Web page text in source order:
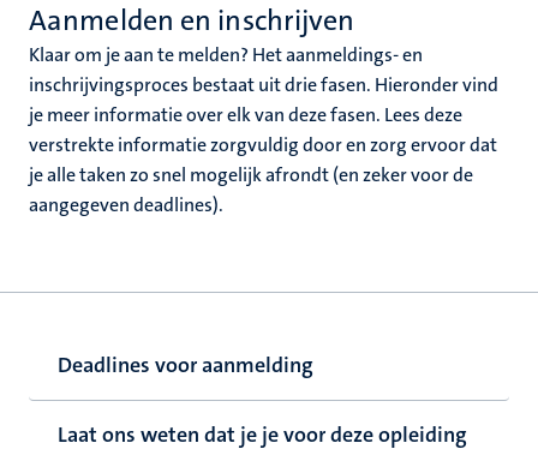
Aanmelden en inschrijven
Klaar om je aan te melden? Het aanmeldings- en
inschrijvingsproces bestaat uit drie fasen. Hieronder vind
je meer informatie over elk van deze fasen. Lees deze
verstrekte informatie zorgvuldig door en zorg ervoor dat
je alle taken zo snel mogelijk afrondt (en zeker voor de
aangegeven deadlines).
Deadlines voor aanmelding
Laat ons weten dat je je voor deze opleiding